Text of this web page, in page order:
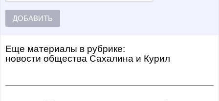
ДОБАВИТЬ
Еще материалы в рубрике:
Новости общества Сахалина и Курил